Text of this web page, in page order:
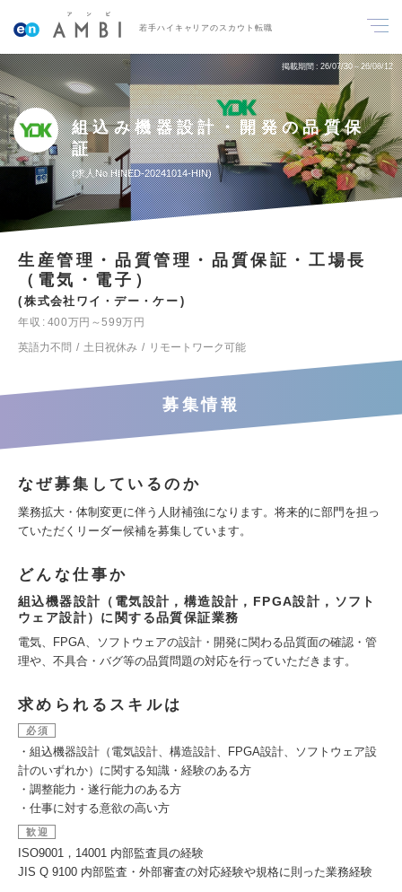
若手ハイキャリアのスカウト転職
掲載期間 26/07/30～26/08/12
組込み機器設計・開発の品質保
証
求人No.HINED-20241014-HIN
生産管理・品質管理・品質保証・工場長
（電気・電子）
株式会社ワイ・デー・ケー
年収
400万円～599万円
英語力不問
土日祝休み リモートワーク可能
募集情報
なぜ募集しているのか
業務拡大・体制変更に伴う人財補強になります。将来的に部門を担っ
ていただくリーダー候補を募集しています。
どんな仕事か
組込機器設計（電気設計，構造設計，FPGA設計，ソフト
ウェア設計）に関する品質保証業務
電気、FPGA、ソフトウェアの設計・開発に関わる品質面の確認・管
理や、不具合・バグ等の品質問題の対応を行っていただきます。
求められるスキルは
必須
・組込機器設計（電気設計、構造設計、FPGA設計、ソフトウェア設
計のいずれか）に関する知識・経験のある方
・調整能力・遂行能力のある方
・仕事に対する意欲の高い方
歓迎
ISO9001，14001 内部監査員の経験
JIS Q 9100 内部監査・外部審査の対応経験や規格に則った業務経験